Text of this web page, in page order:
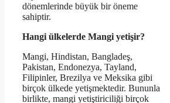
dönemlerinde büyük bir öneme
sahiptir.
Hangi ülkelerde Mangi yetişir?
Mangi, Hindistan, Bangladeş,
Pakistan, Endonezya, Tayland,
Filipinler, Brezilya ve Meksika gibi
birçok ülkede yetişmektedir. Bununla
birlikte, mangi yetiştiriciliği birçok